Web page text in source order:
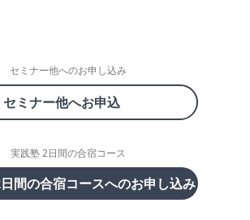
セミナー他へのお申し込み
セミナー他へお申込
実践塾 2日間の合宿コース
間の合宿コースへのお申し込み